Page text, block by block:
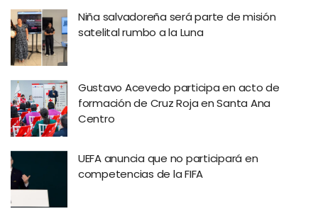
Niña salvadoreña será parte de misión
satelital rumbo a la Luna
Gustavo Acevedo participa en acto de
formación de Cruz Roja en Santa Ana
Centro
UEFA anuncia que no participará en
competencias de la FIFA